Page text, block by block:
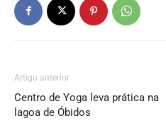
Artigo anterior
Centro de Yoga leva prática na
lagoa de Óbidos